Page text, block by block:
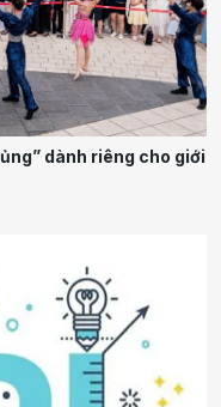
dành riêng cho giới